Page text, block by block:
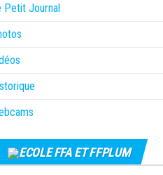
Petit Journal
ECOLE FFA ET FFPLUM